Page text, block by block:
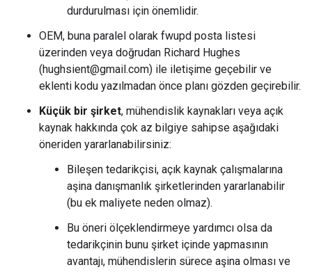
durdurulması için önemlidir.
OEM, buna paralel olarak fwupd posta listesi
üzerinden veya doğrudan Richard Hughes
(hughsient@gmail.com) ile iletişime geçebilir ve
eklenti kodu yazılmadan önce planı gözden geçirebilir.
Küçük bir şirket, mühendislik kaynakları veya açık
kaynak hakkında çok az bilgiye sahipse aşağıdaki
öneriden yararlanabilirsiniz:
Bileşen tedarikçisi, açık kaynak çalışmalarına
aşina danışmanlık şirketlerinden yararlanabilir
(bu ek maliyete neden olmaz).
Bu öneri ölçeklendirmeye yardımcı olsa da
tedarikçinin bunu şirket içinde yapmasının
avantajı, mühendislerin sürece aşina olması ve